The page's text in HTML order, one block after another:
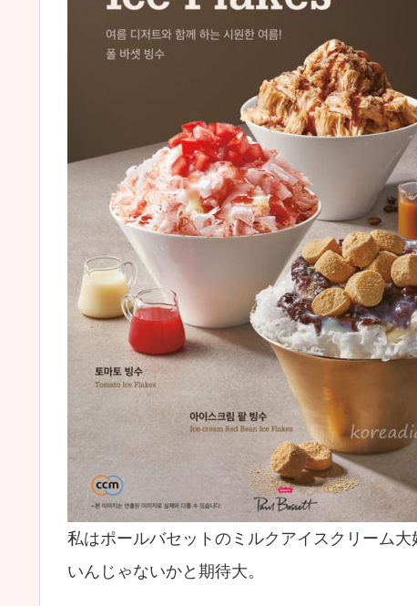
私はポールバセットのミルクアイスクリーム
いんじゃないかと期待大。